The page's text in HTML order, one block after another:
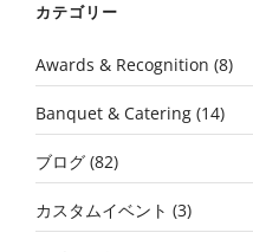
カテゴリー
Awards & Recognition (8)
Banquet & Catering (14)
ブログ (82)
カスタムイベント (3)